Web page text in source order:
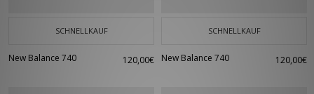
SCHNELLKAUF
New Balance 740 120,00€
SCHNELLKAUF
New Balance 740 120,00€